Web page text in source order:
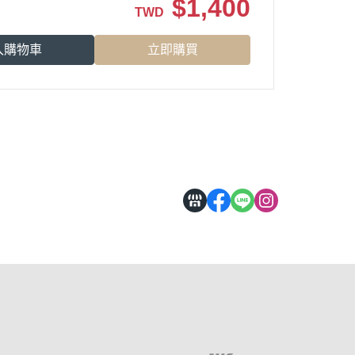
TWD $1,400
購物車 立即購買